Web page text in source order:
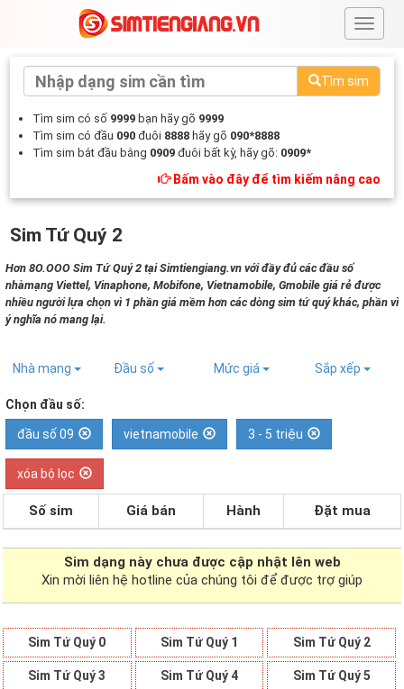
#
Tìm sim
Tìm sim có số 9999 bạn hãy gõ 9999
Tìm sim có đầu 090 đuôi 8888 hãy gõ 090*8888
Tìm sim bắt đầu bằng 0909 đuôi bất kỳ, hãy gõ: 0909*
Bấm vào đây để tìm kiếm nâng cao
Sim Tứ Quý 2
Hơn 8O.OOO Sim Tứ Quý 2 tại Simtiengiang.vn với đầy đủ các đầu số
nhàmạng Viettel, Vinaphone, Mobifone, Vietnamobile, Gmobile giá rẻ được
nhiều người lựa chọn vì 1 phần giá mềm hơn các dòng sim tứ quý khác, phần vì
ý nghĩa nó mang lại.
Nhà mạng Đầu số Mức giá Sắp xếp
Chọn đầu số:
đầu số 09 vietnamobile 3 - 5 triệu
xóa bộ lọc
Số sim Giá bán Hành Đặt mua
Sim dạng này chưa được cập nhật lên web
Xin mời liên hệ hotline của chúng tôi để được trợ giúp
Sim Tứ Quý 0 Sim Tứ Quý 1 Sim Tứ Quý 2
Sim Tứ Quý 3 Sim Tứ Quý 4 Sim Tứ Quý 5